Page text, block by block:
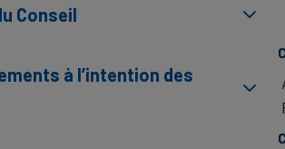
Conseil
à l’intention des